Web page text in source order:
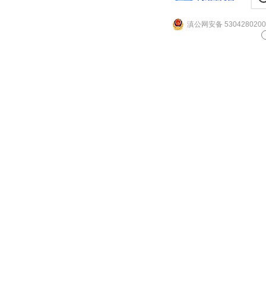
滇公网安备